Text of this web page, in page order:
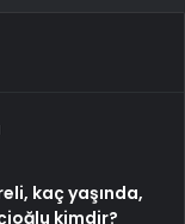
kaç yaşında,
kimdir?